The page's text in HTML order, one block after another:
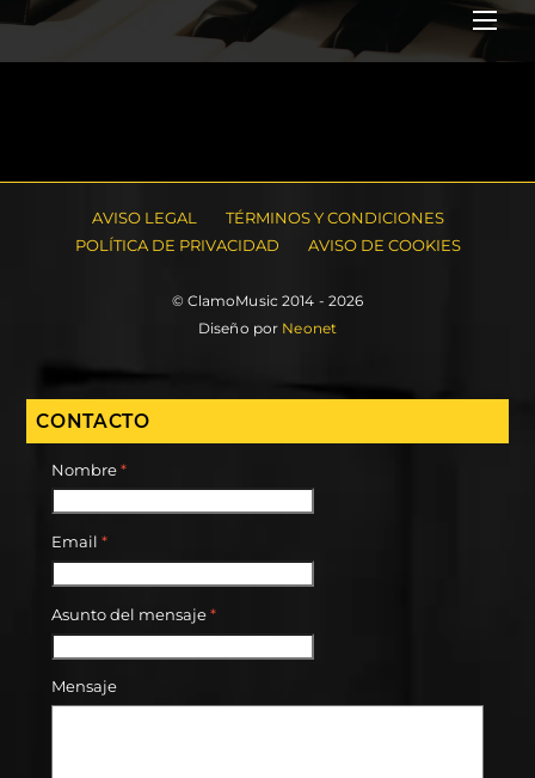
AVISO LEGAL
TÉRMINOS Y CONDICIONES
POLÍTICA DE PRIVACIDAD
AVISO DE COOKIES
© ClamoMusic 2014 - 2026
Diseño por Neonet
CONTACTO
Nombre*
Email *
Asunto del mensaje*
Mensaje